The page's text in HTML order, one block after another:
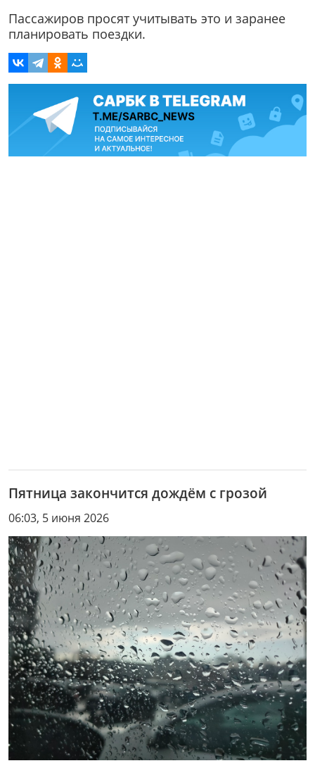
Пассажиров просят учитывать это и заранее
планировать поездки.
Пятница закончится дождëм с грозой
06:03, 5 июня 2026